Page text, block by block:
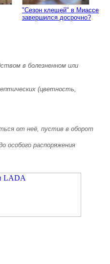
"Сезон клещей" в Миассе
завершился досрочно?
в болезненном или
(цветность,
от неё, пустив в оборот
особого распоряжения